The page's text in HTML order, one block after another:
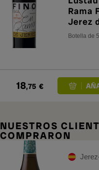
Rama
Jerez
Botella de
18,75 €
NUESTROS
COMPRARON
Jerez-